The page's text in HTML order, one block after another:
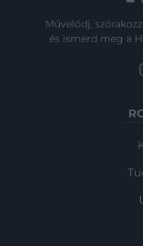
Művelődj,
és ismerd meg a